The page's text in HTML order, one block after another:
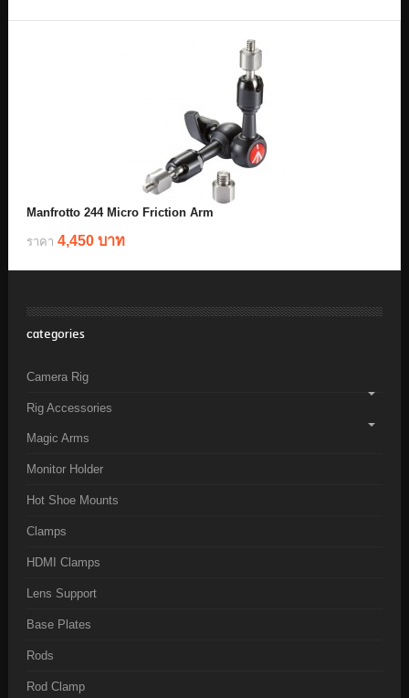
Manfrotto 244 Micro Friction Arm
ราคา 4,450 บาท
categories
Camera Rig
Rig Accessories
Magic Arms
Monitor Holder
Hot Shoe Mounts
Clamps
HDMI Clamps
Lens Support
Base Plates
Rods
Rod Clamp